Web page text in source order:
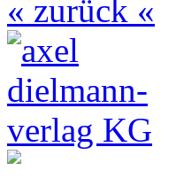
« zurück «